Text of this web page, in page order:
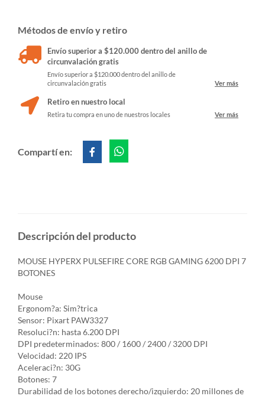
Métodos de envío y retiro
Envío superior a $120.000 dentro del anillo de
circunvalación gratis
Envío superior a $120.000 dentro del anillo de
circunvalación gratis
Ver más
Retiro en nuestro local
Retira tu compra en uno de nuestros locales Ver más
Compartí en:
Descripción del producto
MOUSE HYPERX PULSEFIRE CORE RGB GAMING 6200 DPI 7
BOTONES
Mouse
Ergonom?a: Sim?trica
Sensor: Pixart PAW3327
Resoluci?n: hasta 6.200 DPI
DPI predeterminados: 800 / 1600 / 2400 / 3200 DPI
Velocidad: 220 IPS
Aceleraci?n: 30G
Botones: 7
Durabilidad de los botones derecho/izquierdo: 20 millones de